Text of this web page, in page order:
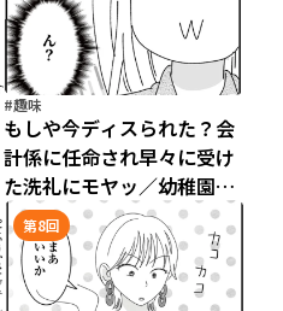
#趣味
もしや今ディスられた？会
計係に任命され早々に受け
た洗礼にモヤッ／幼稚園役
員で追い詰められた話
（6）
第8回